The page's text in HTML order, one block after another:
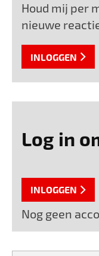
Houd mij per
nieuwe
INLOGGEN
Log in
INLOGGEN
Nog geen